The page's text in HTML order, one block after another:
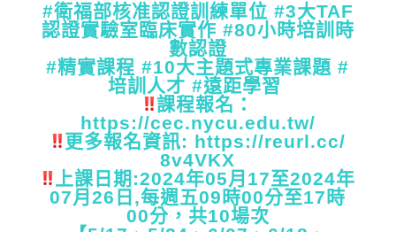
#衛福部核准認證訓練單位 #3大TAF
認證實驗室臨床實作 #80小時培訓時
數認證
#精實課程 #10大主題式專業課題 #
培訓人才 #遠距學習
課程報名：
https://cec.nycu.edu.tw/
更多報名資訊: https://reurl.cc/
8v4VKX
上課日期:2024年05月17至2024年
07月26日,每週五09時00分至17時
00分，共10場次